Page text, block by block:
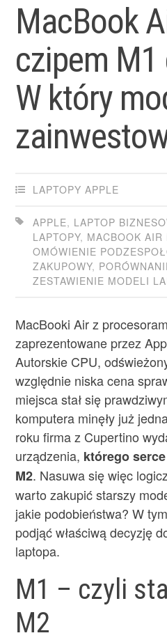
MacBook
czipem M1
W który
LAPTOPY APPLE
APPLE, LAPTOP
LAPTOPY, MACBOOK AIR
OMÓWIENIE
ZAKUPOWY,
ZESTAWIENIE MODELI
MacBooki Air z
zaprezentowane przez
Autorskie CPU,
względnie niska cena
miejsca stał się
komputera minęły już
roku firma z Cupertino
urządzenia, którego
M2. Nasuwa się więc
warto zakupić starszy
jakie podobieństwa? W
podjąć właściwą decyzję
laptopa.
M1 – czyli
M2